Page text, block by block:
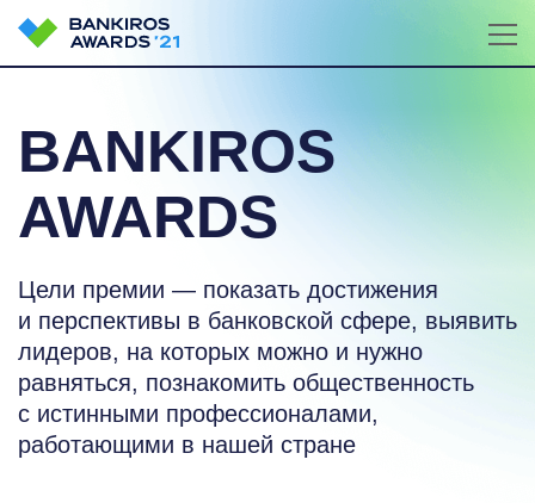
BANKIROS
AWARDS
Цели премии — показать достижения
и перспективы в банковской сфере, выявить
лидеров, на которых можно и нужно
равняться, познакомить общественность
с истинными профессионалами,
работающими в нашей стране